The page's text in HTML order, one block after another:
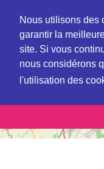
Nous utilisons des
garantir la
site. Si vous
nous considérons
l'utilisation des